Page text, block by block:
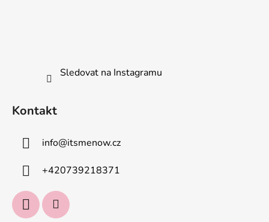
Sledovat na Instagramu
Kontakt
info@itsmenow.cz
+420739218371